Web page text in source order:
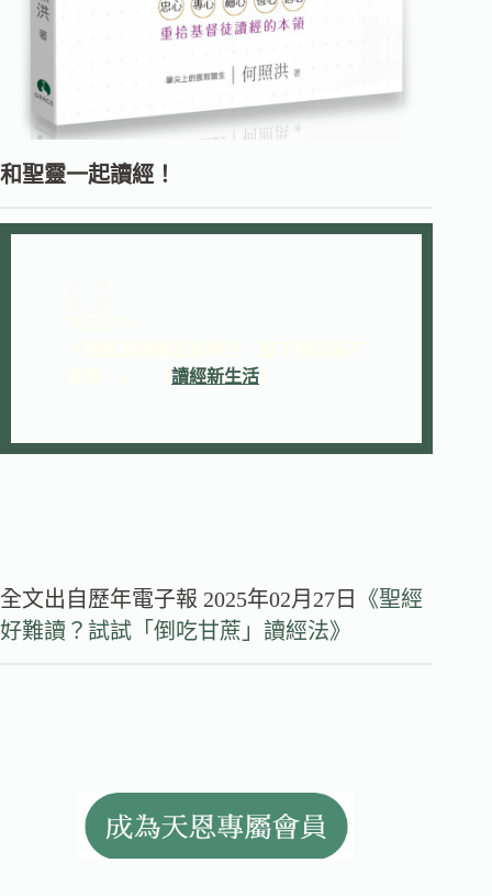
和聖靈一起讀經！
讀經新生活
全文出自歷年電子報 2025年02月27日
《聖經
好難讀？試試「倒吃甘蔗」讀經法》